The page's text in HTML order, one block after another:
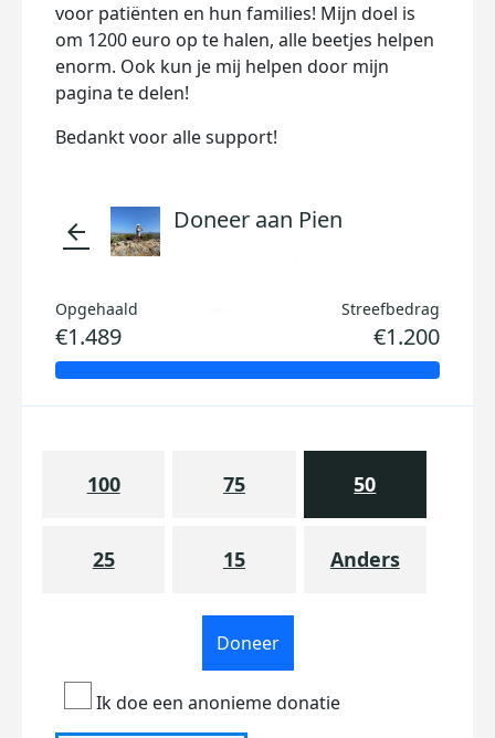
voor patiënten en hun families! Mijn doel is
om 1200 euro op te halen, alle beetjes helpen
enorm. Ook kun je mij helpen door mijn
pagina te delen!
Bedankt voor alle support!
arrow_back Doneer aan Pien
Opgehaald
€1.489
Streefbedrag
€1.200
100 75 50
25 15 Anders
Doneer
Ik doe een anonieme donatie